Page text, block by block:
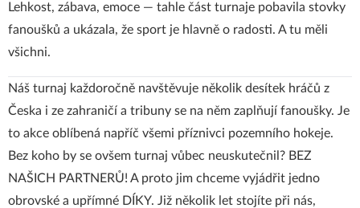
Lehkost, zábava, emoce — tahle část turnaje pobavila stovky
fanoušků a ukázala, že sport je hlavně o radosti. A tu měli
všichni.
Náš turnaj každoročně navštěvuje několik desítek hráčů z
Česka i ze zahraničí a tribuny se na něm zaplňují fanoušky. Je
to akce oblíbená napříč všemi příznivci pozemního hokeje.
Bez koho by se ovšem turnaj vůbec neuskutečnil? BEZ
NAŠICH PARTNERŮ! A proto jim chceme vyjádřit jedno
obrovské a upřímné DÍKY. Již několik let stojíte při nás,